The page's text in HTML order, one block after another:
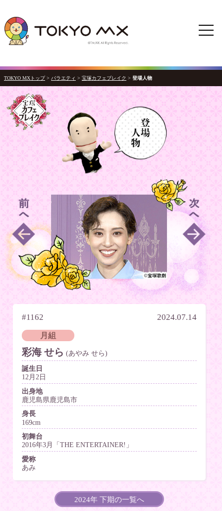
TOKYO MXトップ > バラエティ > 宝塚カフェブレイク > 登場人物
#1162 2024.07.14
月組
彩海 せら (あやみ せら)
誕生日
12月2日
出身地
鹿児島県鹿児島市
身長
169cm
初舞台
2016年3月「THE ENTERTAINER!」
愛称
あみ
2024年 下期の一覧へ